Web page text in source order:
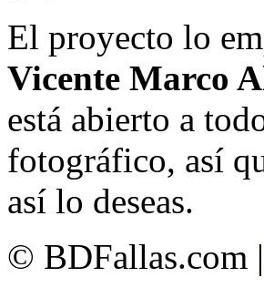
El proyecto lo
Vicente Marco
está abierto a
fotográfico, así
así lo deseas.
© BDFallas.com |